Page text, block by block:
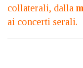
collaterali, dalla
ai concerti serali.